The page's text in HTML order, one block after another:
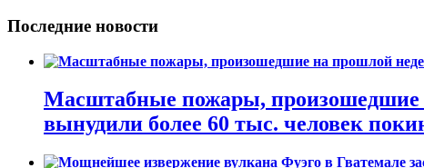
Последние новости
Масштабные пожары, произошедшие
вынудили более 60 тыс. человек